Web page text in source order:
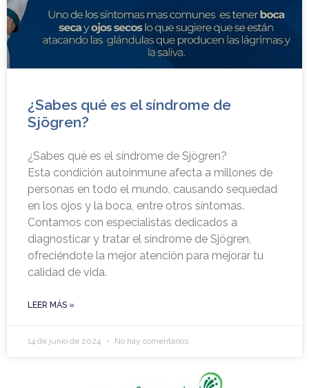
¿Sabes qué es el síndrome de
Sjögren?
¿Sabes qué es el síndrome de Sjögren?
Esta condición autoinmune afecta a millones de
personas en todo el mundo, causando sequedad
en los ojos y la boca, entre otros síntomas.
Contamos con especialistas dedicados a
diagnosticar y tratar el síndrome de Sjögren,
ofreciéndote la mejor atención para mejorar tu
calidad de vida.
LEER MÁS »
14 de junio de 2024 No hay comentarios